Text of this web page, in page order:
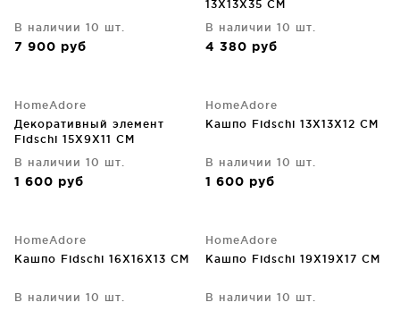
В наличии 10 шт.
7 900 руб
13X13X35 CM
В наличии 10 шт.
4 380 руб
HomeAdore
Декоративный элемент
Fidschi 15X9X11 CM
В наличии 10 шт.
1 600 руб
HomeAdore
Кашпо Fidschi 13X13X12 CM
В наличии 10 шт.
1 600 руб
HomeAdore
Кашпо Fidschi 16X16X13 CM
В наличии 10 шт.
HomeAdore
Кашпо Fidschi 19X19X17 CM
В наличии 10 шт.